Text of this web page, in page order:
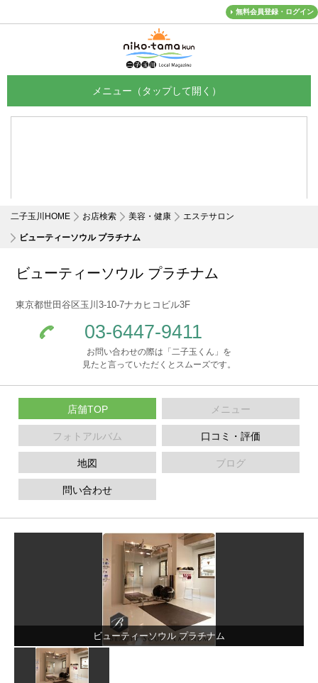
無料会員登録・ログイン
二子玉川HOME お店検索 美容・健康 エステサロン
ビューティーソウル プラチナム
ビューティーソウル プラチナム
東京都世田谷区玉川3-10-7ナカヒコビル3F
03-6447-9411
お問い合わせの際は「二子玉くん」を
見たと言っていただくとスムーズです。
店舗TOP メニュー
フォトアルバム 口コミ・評価
地図 ブログ
問い合わせ
ビューティーソウル プラチナム
メニュー